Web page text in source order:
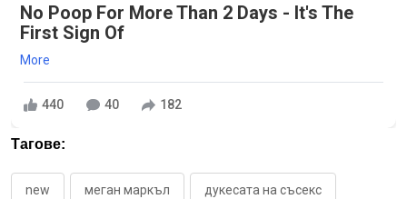
No Poop For More Than 2 Days - It's The
First Sign Of
More
440 40 182
Тагове:
new меган маркъл дукесата на съсекс